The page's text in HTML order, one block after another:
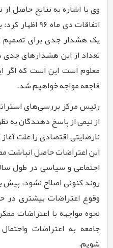
وی با اشاره به نتایج حاصل
اتفاقات دی ماه96اظهار
یک هشدار جدی برای تصمیم
تعداد از این هشدارهای جدی
معلوم است این است که اگر
فاجعه مواجه خواهیم شد.
رئیس مرکز بررسی‌های
از نیمی از پاسخ دهندگان به
نارضایتی اقتصادی را علت
این اعتراضات حاصل انباشت
اجتماعی و سیاسی در طول
روند کنونی اصلاح نشود،
وقوع اعتراضات بیشتری در
نحوه مواجهه با اعتراضات
جامعه به اعتراضات
شویم.